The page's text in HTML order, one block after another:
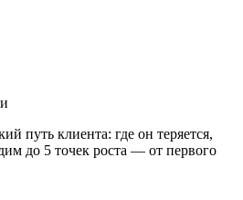
путь клиента: где он теряется,
до 5 точек роста — от первого